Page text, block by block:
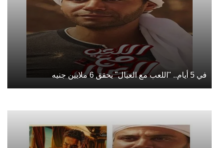
في 5 أيام.. "اللعب مع العيال" يحقق 6 ملايين جنيه